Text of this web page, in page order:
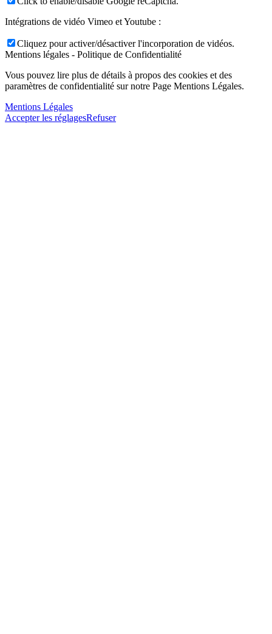
Intégrations de vidéo Vimeo et Youtube :
Cliquez pour activer/désactiver l'incorporation de vidéos.
Mentions légales - Politique de Confidentialité
Vous pouvez lire plus de détails à propos des cookies et des
paramètres de confidentialité sur notre Page Mentions Légales.
Mentions Légales
Accepter les réglagesRefuser